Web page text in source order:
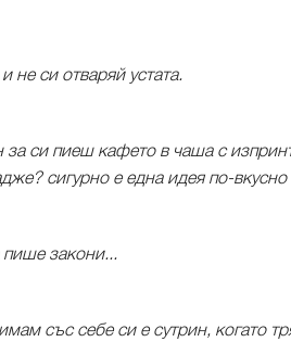
не си отваряй устата.
за си пиеш кафето в чаша с
сигурно е една идея по-вкусно
пише закони...
със себе си е сутрин, когато